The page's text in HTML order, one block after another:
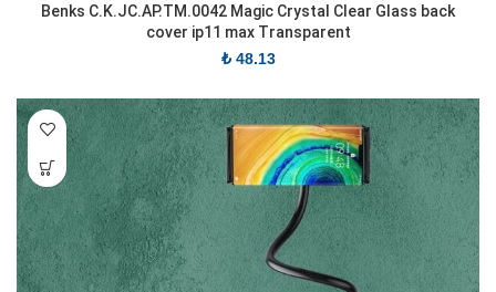
Benks C.K.JC.AP.TM.0042 Magic Crystal Clear Glass back
cover ip11 max Transparent
₺48.13